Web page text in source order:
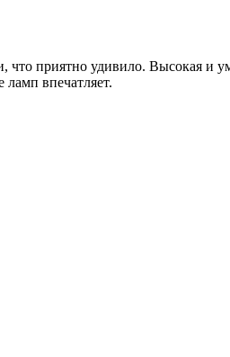
приятно удивило. Высокая и
ламп впечатляет.